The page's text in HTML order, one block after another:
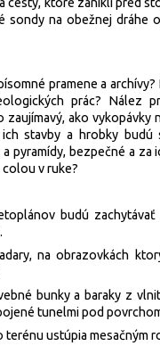
cesty, ktoré zanikli pred
sondy na obežnej dráhe
pramene a
prác? Nález
ako vykopávky
stavby a hrobky budú
pyramídy, bezpečné a za
v ruke?
budú
na obrazovkách
bunky a baraky z
tunelmi pod
ustúpia mesačným